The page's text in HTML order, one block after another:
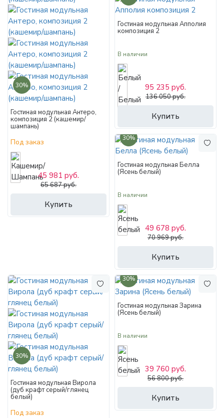
30%
Гостиная модульная Антеро,
композиция 2 (кашемир/
шампань)
Под заказ
Купить
45 981 руб.
65 687 руб.
Гостиная модульная Апполия
композиция 2
В наличии
Купить
95 235 руб.
136 050 руб.
30%
Гостиная модульная Белла
(Ясень белый)
В наличии
Купить
49 678 руб.
70 969 руб.
30%
Гостиная модульная Вирола
(дуб крафт серый/глянец
белый)
Под заказ
30%
Гостиная модульная Зарина
(Ясень белый)
В наличии
Купить
39 760 руб.
56 800 руб.